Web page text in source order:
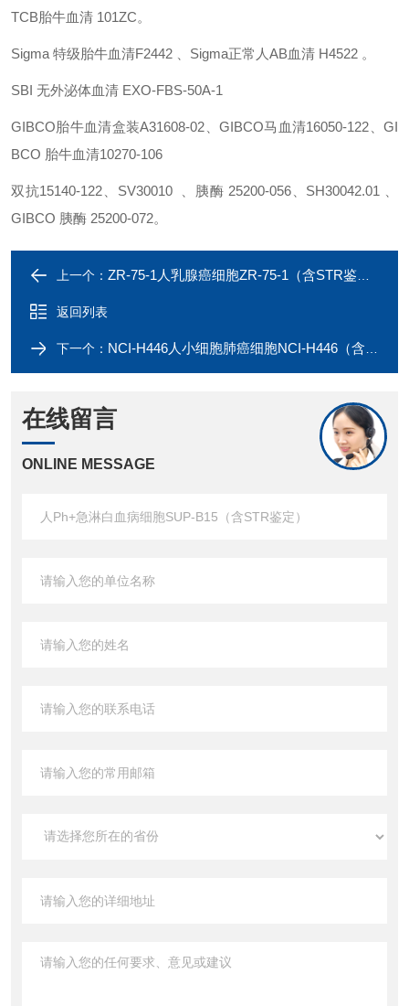
TCB胎牛血清 101ZC。
Sigma 特级胎牛血清F2442 、Sigma正常人AB血清 H4522 。
SBI 无外泌体血清 EXO-FBS-50A-1
GIBCO胎牛血清盒装A31608-02、GIBCO马血清16050-122、GI
BCO 胎牛血清10270-106
双抗15140-122、SV30010 、胰酶 25200-056、SH30042.01 、
GIBCO 胰酶 25200-072。
上一个： ZR-75-1人乳腺癌细胞ZR-75-1（含STR鉴定）
返回列表
下一个： NCI-H446人小细胞肺癌细胞NCI-H446（含STR鉴定）
在线留言
ONLINE MESSAGE